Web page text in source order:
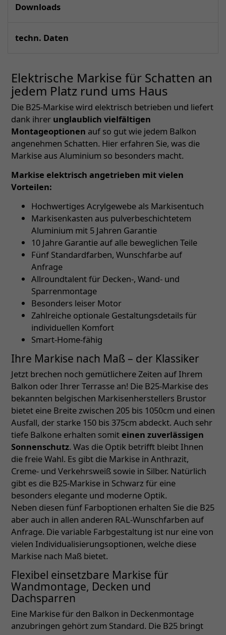
Downloads
techn. Daten
Elektrische Markise für Schatten an
jedem Platz rund ums Haus
Die B25-Markise wird elektrisch betrieben und liefert
dank ihrer unglaublich vielfältigen
Montageoptionen auf so gut wie jedem Balkon
angenehmen Schatten. Hier erfahren Sie, was die
Markise aus Aluminium so besonders macht.
Markise elektrisch angetrieben mit vielen
Vorteilen:
Hochwertiges Acrylgewebe als Markisentuch
Markisenkasten aus pulverbeschichtetem
Aluminium mit 5 Jahren Garantie
10 Jahre Garantie auf alle beweglichen Teile
Fünf Standardfarben, Wunschfarbe auf
Anfrage
Allroundtalent für Decken-, Wand- und
Sparrenmontage
Besonders leiser Motor
Zahlreiche optionale Gestaltungsdetails für
individuellen Komfort
Smart-Home-fähig
Ihre Markise nach Maß – der Klassiker
Jetzt brechen noch gemütlichere Zeiten auf Ihrem
Balkon oder Ihrer Terrasse an! Die B25-Markise des
bekannten belgischen Markisenherstellers Brustor
bietet eine Breite zwischen 205 bis 1050cm und einen
Ausfall, der starke 150 bis 375cm abdeckt. Auch sehr
tiefe Balkone erhalten somit einen zuverlässigen
Sonnenschutz. Was die Optik betrifft bleibt Ihnen
die freie Wahl. Es gibt die Markise in Anthrazit,
Creme- und Verkehrsweiß sowie in Silber. Natürlich
gibt es die B25-Markise in Schwarz für eine
besonders elegante und moderne Optik.
Neben diesen fünf Farboptionen erhalten Sie die B25
aber auch in allen anderen RAL-Wunschfarben auf
Anfrage. Die variable Farbgestaltung ist nur eine von
vielen Individualisierungsoptionen, welche diese
Markise nach Maß bietet.
Flexibel einsetzbare Markise für
Wandmontage, Decken und
Dachsparren
Eine Markise für den Balkon in Deckenmontage
anzubringen gehört zum Standard. Die B25 bringt